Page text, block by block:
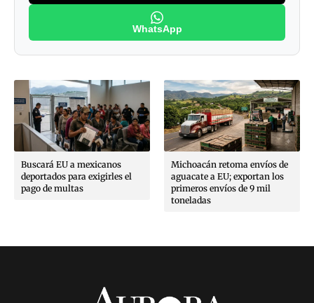
WhatsApp
Buscará EU a mexicanos
deportados para exigirles el
pago de multas
Michoacán retoma envíos de
aguacate a EU; exportan los
primeros envíos de 9 mil
toneladas